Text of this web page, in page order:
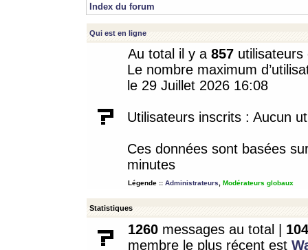
Index du forum
Qui est en ligne
Au total il y a 857
Le nombre maximum
le 29 Juillet 2026 16:08
Utilisateurs inscrits : Aucun
Ces données sont basées
minutes
Légende :: Administrateurs Modérateurs globaux
Statistiques
1260 messages au total | 104
membre le plus récent est